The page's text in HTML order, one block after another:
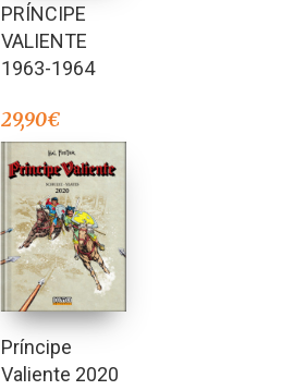
PRÍNCIPE
VALIENTE
1963-1964
29,90€
Príncipe
Valiente 2020